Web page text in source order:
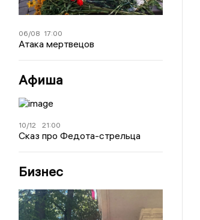
06/08 17:00
Атака мертвецов
Афиша
10/12 21:00
Сказ про Федота-стрельца
Бизнес